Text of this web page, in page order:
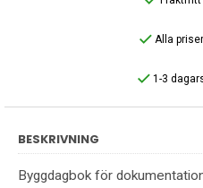
Alla
1-3
BESKRIVNING
Byggdagbok för